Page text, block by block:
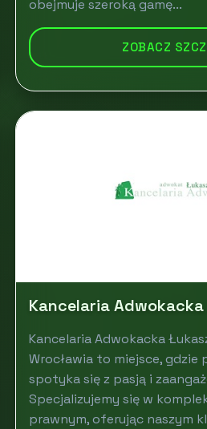
obejmuje szeroką gamę...
ZOBACZ
Kancelaria
Kancelaria Adwokacka
Wrocławia to miejsce, gdzie
spotyka się z pasją i
Specjalizujemy się w
prawnym, oferując naszym